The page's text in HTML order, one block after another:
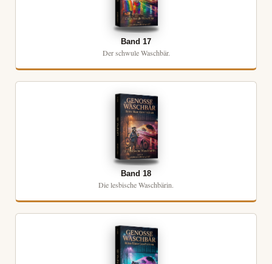
Band 17
Der schwule Waschbär.
Band 18
Die lesbische Waschbärin.